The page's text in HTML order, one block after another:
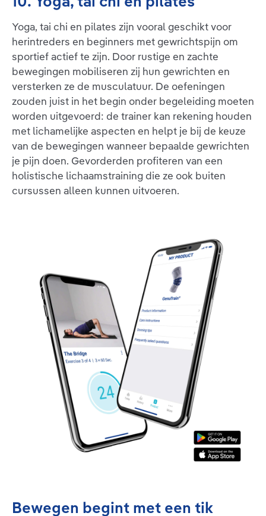
Yoga, tai chi en pilates zijn vooral geschikt voor
herintreders en beginners met gewrichtspijn om
sportief actief te zijn. Door rustige en zachte
bewegingen mobiliseren zij hun gewrichten en
versterken ze de musculatuur. De oefeningen
zouden juist in het begin onder begeleiding moeten
worden uitgevoerd: de trainer kan rekening houden
met lichamelijke aspecten en helpt je bij de keuze
van de bewegingen wanneer bepaalde gewrichten
je pijn doen. Gevorderden profiteren van een
holistische lichaamstraining die ze ook buiten
cursussen alleen kunnen uitvoeren.
Bewegen begint met een tik